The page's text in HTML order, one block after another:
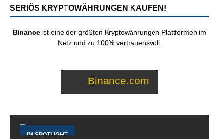
SERIÖS KRYPTOWÄHRUNGEN KAUFEN!
Binance ist eine der größten Kryptowährungen Plattformen im
Netz und zu 100% vertrauensvoll.
Binance.com
IM SPOTLIGHT